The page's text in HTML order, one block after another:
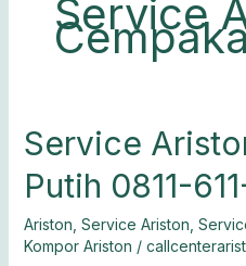
Service
Service
Putih 0811-
Ariston Service Ariston
Kompor Ariston /
Service
Ariston
Cempaka
0811-
611-